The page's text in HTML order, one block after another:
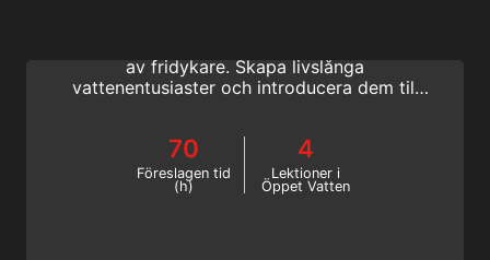
av fridykare. Skapa livslånga
vattenentusiaster och introducera dem till
utbildningssystem.
70
Föreslagen tid
(h)
4
Lektioner i
Öppet Vatten